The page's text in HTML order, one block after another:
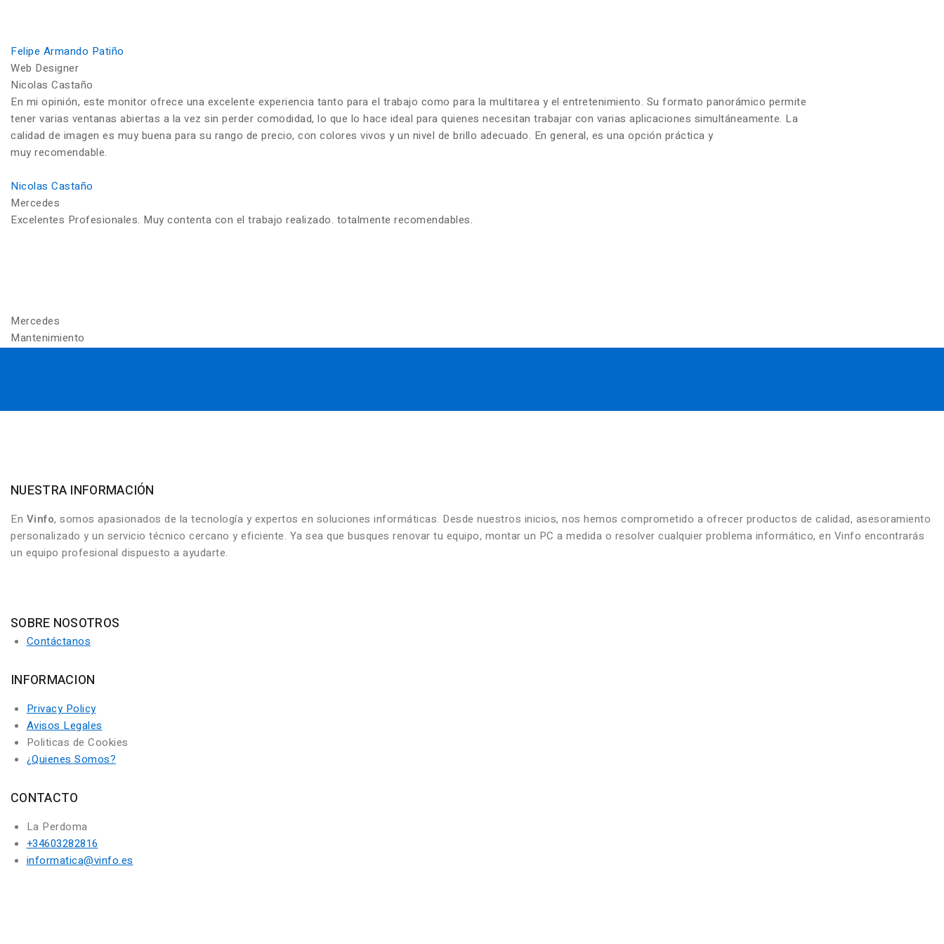
Felipe Armando Patiño
Web Designer
Nicolas Castaño
En mi opinión, este monitor ofrece una excelente experiencia tanto para el trabajo como para la multitarea y el entretenimiento. Su formato panorámico permite
tener varias ventanas abiertas a la vez sin perder comodidad, lo que lo hace ideal para quienes necesitan trabajar con varias aplicaciones simultáneamente. La
calidad de imagen es muy buena para su rango de precio, con colores vivos y un nivel de brillo adecuado. En general, es una opción práctica y
muy recomendable.
Nicolas Castaño
Mercedes
Excelentes Profesionales. Muy contenta con el trabajo realizado. totalmente recomendables.
Mercedes
Mantenimiento
NUESTRA INFORMACIÓN
En Vinfo, somos apasionados de la tecnología y expertos en soluciones informáticas. Desde nuestros inicios, nos hemos comprometido a ofrecer productos de calidad, asesoramiento
personalizado y un servicio técnico cercano y eficiente. Ya sea que busques renovar tu equipo, montar un PC a medida o resolver cualquier problema informático, en Vinfo encontrarás
un equipo profesional dispuesto a ayudarte.
SOBRE NOSOTROS
Contáctanos
INFORMACION
Privacy Policy
Avisos Legales
Politicas de Cookies
¿Quienes Somos?
CONTACTO
La Perdoma
+34603282816
informatica@vinfo.es